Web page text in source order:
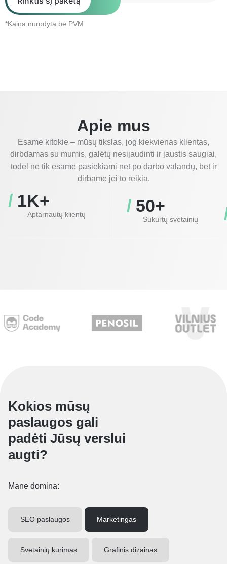
*Kaina nurodyta be PVM
Apie mus
Esame kitokie – mūsų tikslas, jog kiekvienas klientas,
dirbdamas su mumis, galėtų nesijaudinti ir jaustis saugiai,
todėl ne tik esame pasiekiami net po darbo valandų, bet ir
dirbame jei to reikia.
Aptarnautų klientų
/ 1K+
Sukurtų svetainių
/ 50+
Kokios mūsų
paslaugos gali
padėti Jūsų verslui
augti?
Mane domina:
SEO paslaugos Marketingas
Svetainių kūrimas Grafinis dizainas